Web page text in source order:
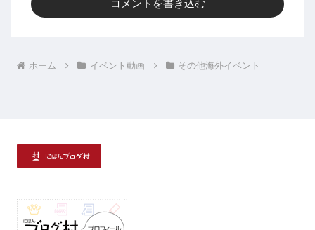
コメントを書き込む
ホーム イベント動画 その他海外イベント